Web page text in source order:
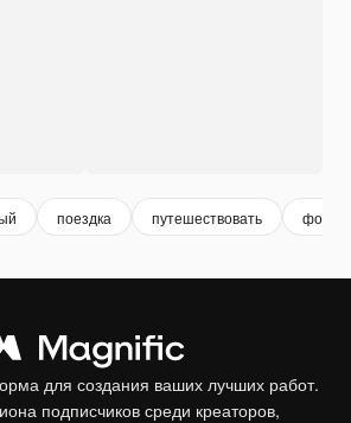
поездка путешествовать фон
для создания ваших лучших работ.
подписчиков среди креаторов,